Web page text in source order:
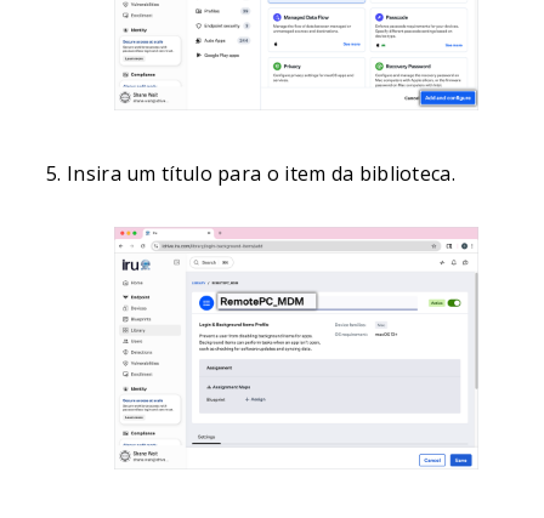
Insira um título para o item da biblioteca.